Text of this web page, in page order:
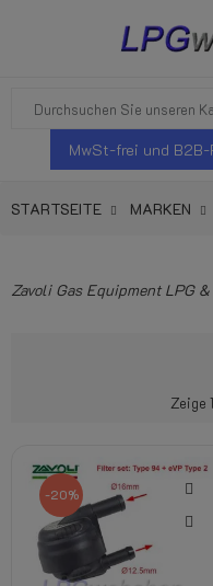
MwSt-frei und
STARTSEITE MARKEN
Zavoli Gas Equipment LPG
Zeige
-20%